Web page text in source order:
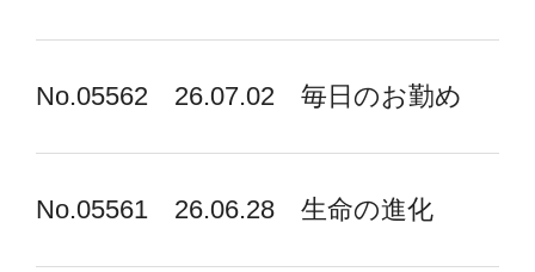
No.05562 26.07.02 毎日のお勤め
No.05561 26.06.28 生命の進化